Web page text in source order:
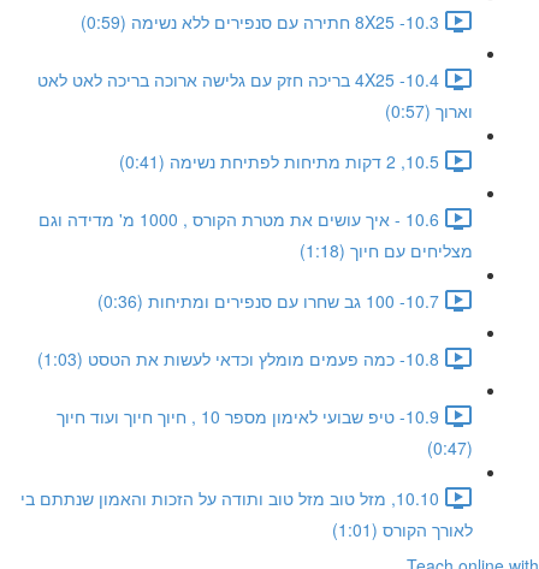
10.3- 8X25 חתירה עם סנפירים ללא נשימה (0:59)
10.4- 4X25 בריכה חזק עם גלישה ארוכה בריכה לאט לאט
וארוך (0:57)
10.5, 2 דקות מתיחות לפתיחת נשימה (0:41)
10.6 - איך עושים את מטרת הקורס , 1000 מ' מדידה וגם
מצליחים עם חיוך (1:18)
10.7- 100 גב שחרו עם סנפירים ומתיחות (0:36)
10.8- כמה פעמים מומלץ וכדאי לעשות את הטסט (1:03)
10.9- טיפ שבועי לאימון מספר 10 , חיוך חיוך ועוד חיוך
(0:47)
10.10, מזל טוב מזל טוב ותודה על הזכות והאמון שנתתם בי
לאורך הקורס (1:01)